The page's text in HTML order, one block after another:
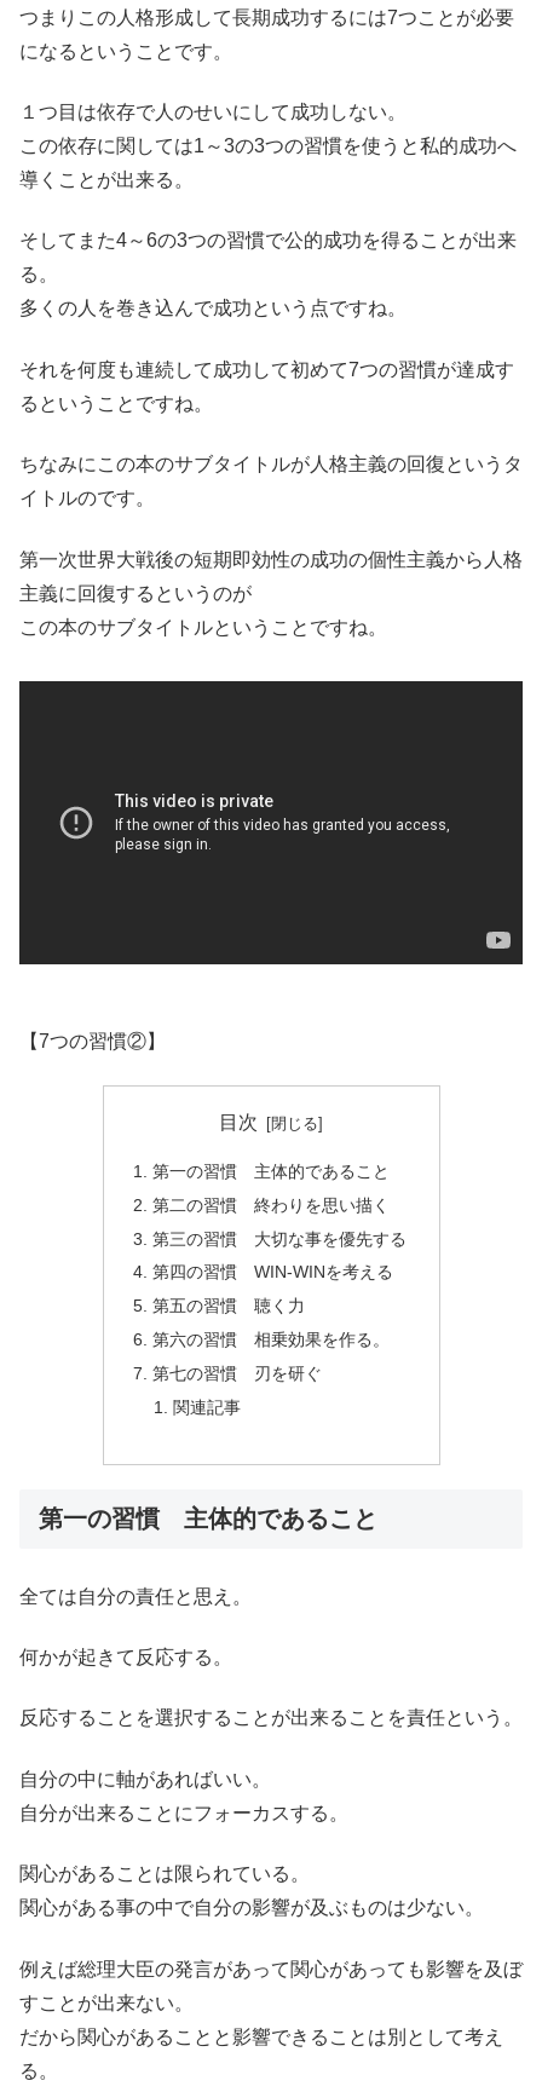
つまりこの人格形成して長期成功するには7つことが必要
になるということです。
１つ目は依存で人のせいにして成功しない。
この依存に関しては1～3の3つの習慣を使うと私的成功へ
導くことが出来る。
そしてまた4～6の3つの習慣で公的成功を得ることが出来
る。
多くの人を巻き込んで成功という点ですね。
それを何度も連続して成功して初めて7つの習慣が達成す
るということですね。
ちなみにこの本のサブタイトルが人格主義の回復というタ
イトルのです。
第一次世界大戦後の短期即効性の成功の個性主義から人格
主義に回復するというのが
この本のサブタイトルということですね。
【7つの習慣②】
目次
第一の習慣 主体的であること
第二の習慣 終わりを思い描く
第三の習慣 大切な事を優先する
第四の習慣 WIN-WINを考える
第五の習慣 聴く力
第六の習慣 相乗効果を作る。
第七の習慣 刃を研ぐ
関連記事
第一の習慣 主体的であること
全ては自分の責任と思え。
何かが起きて反応する。
反応することを選択することが出来ることを責任という。
自分の中に軸があればいい。
自分が出来ることにフォーカスする。
関心があることは限られている。
関心がある事の中で自分の影響が及ぶものは少ない。
例えば総理大臣の発言があって関心があっても影響を及ぼ
すことが出来ない。
だから関心があることと影響できることは別として考え
る。